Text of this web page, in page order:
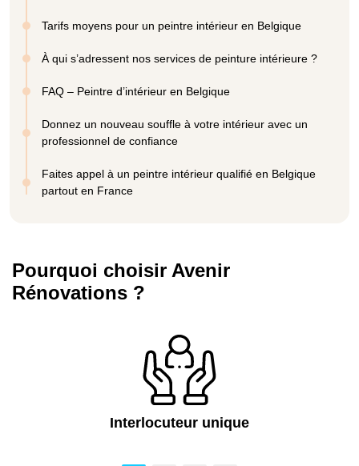
Tarifs moyens pour un peintre intérieur en Belgique
À qui s’adressent nos services de peinture intérieure ?
FAQ – Peintre d’intérieur en Belgique
Donnez un nouveau souffle à votre intérieur avec un
professionnel de confiance
Faites appel à un peintre intérieur qualifié en Belgique
partout en France
Pourquoi choisir Avenir
Rénovations ?
Interlocuteur unique